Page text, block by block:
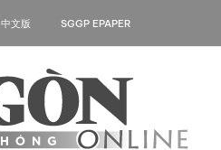
中文版 SGGP EPAPER